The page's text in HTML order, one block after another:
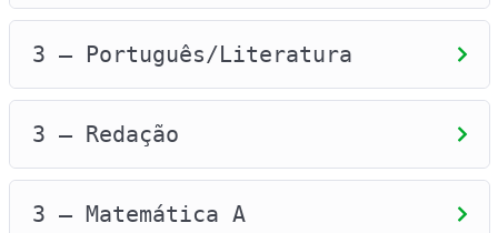
3 – Português/Literatura
3 – Redação
3 – Matemática A